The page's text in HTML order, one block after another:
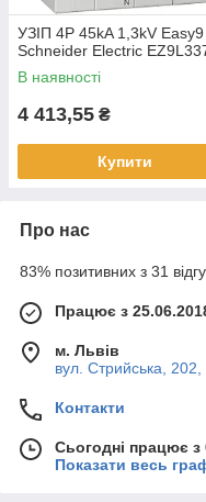
УЗІП 4P 45kA 1,3kV Easy9
Schneider Electric
В наявності
4 413,55 ₴
Купити
Про нас
83% позитивних з 31
Працює з
м. Львів
вул. Стрийська, 202,
Контакти
Сьогодні працює з
Показати весь